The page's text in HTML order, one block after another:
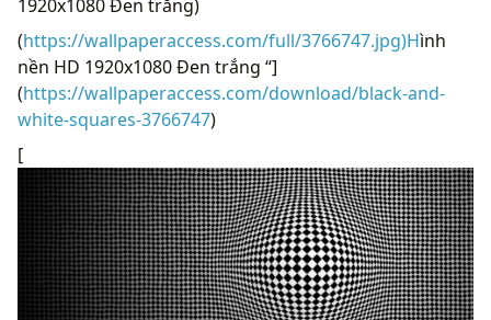
1920x1080 Đen trắng)
(https://wallpaperaccess.com/full/3766747.jpg)Hình
nền HD 1920x1080 Đen trắng “]
(https://wallpaperaccess.com/download/black-and-
white-squares-3766747)
[